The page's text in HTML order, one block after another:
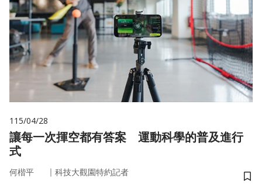
115/04/28
讓每一次揮空都有答案 運動科學的普及進行
式
何楷平 ｜ 科技大觀園特約記者
儲